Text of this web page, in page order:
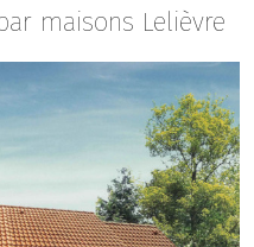
maisons Lelièvre